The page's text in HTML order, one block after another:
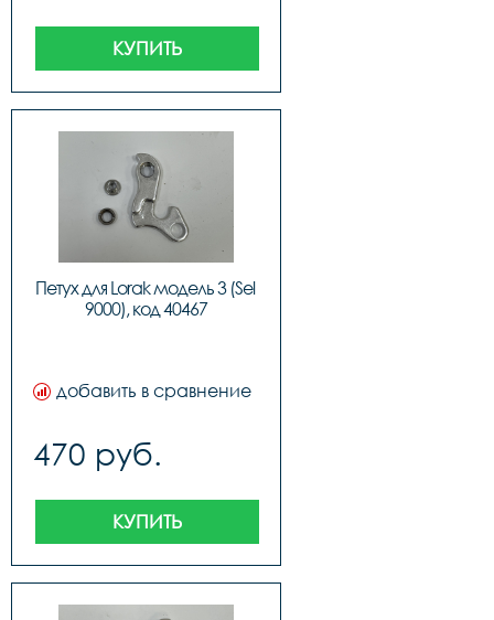
КУПИТЬ
Петух для Lorak модель 3 (Sel
9000), код 40467
добавить в сравнение
470 руб.
КУПИТЬ